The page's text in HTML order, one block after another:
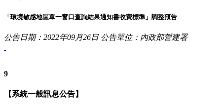
「環境敏感地區單一窗口查詢結果通知書收費標準」調整預告
公告日期：2022年09月26日 公告單位：內政部營建署
9
【系統一般訊息公告】